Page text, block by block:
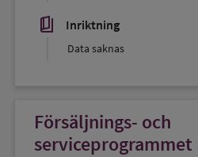
book_5 Inriktning
Data saknas
Försäljnings- och
serviceprogrammet